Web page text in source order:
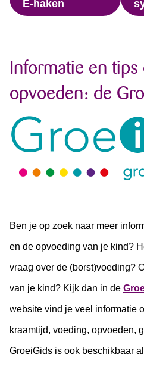
E-haken
Informatie en tips
opvoeden: de
Ben je op zoek naar meer
en de opvoeding van je kind?
vraag over de (borst)voeding?
van je kind? Kijk dan in de
website vind je veel informatie
kraamtijd, voeding, opvoeden,
GroeiGids is ook beschikbaar